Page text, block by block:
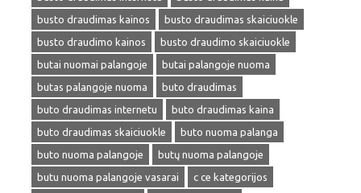
busto draudimas kainos
busto draudimas skaiciuokle
busto draudimo kainos
busto draudimo skaiciuokle
butai nuomai palangoje
butai palangoje nuoma
butas palangoje nuoma
buto draudimas
buto draudimas internetu
buto draudimas kaina
buto draudimas skaiciuokle
buto nuoma palanga
buto nuoma palangoje
butų nuoma palangoje
butu nuoma palangoje vasarai
c ce kategorijos